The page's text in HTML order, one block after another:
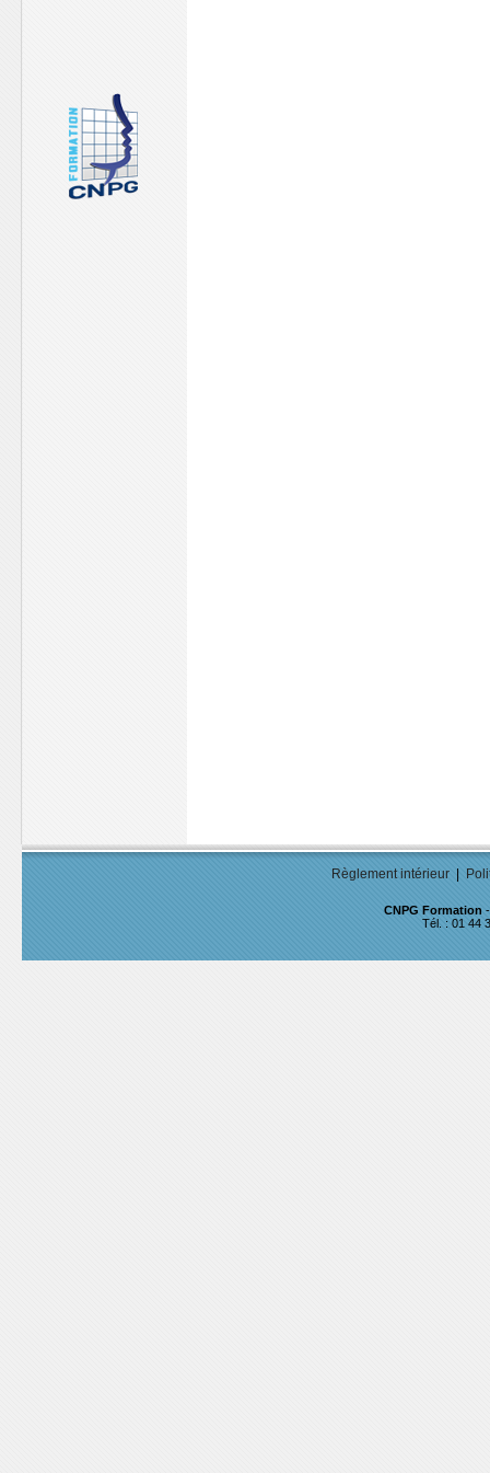
Règlement intérieur|
CNPG Formation
Tél. : 01 44